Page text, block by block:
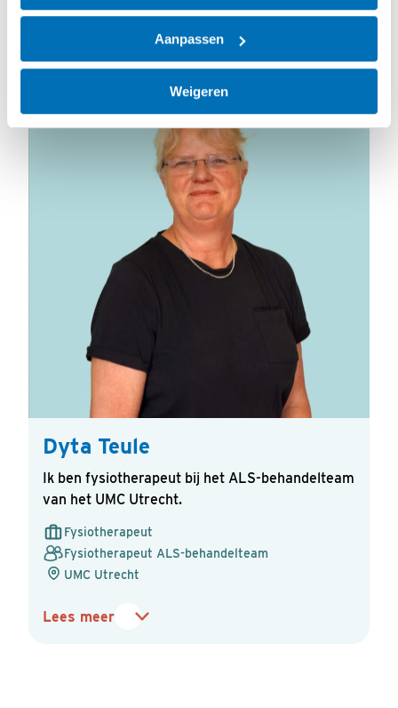
Aanpassen
Weigeren
E-mailadres
Uw vraag of opmerking
Verstuur
Artikel geschreven door:
Dyta Teule
Ik ben fysiotherapeut bij het ALS-behandelteam
van het UMC Utrecht.
Fysiotherapeut
Fysiotherapeut ALS-behandelteam
UMC Utrecht
Lees meer